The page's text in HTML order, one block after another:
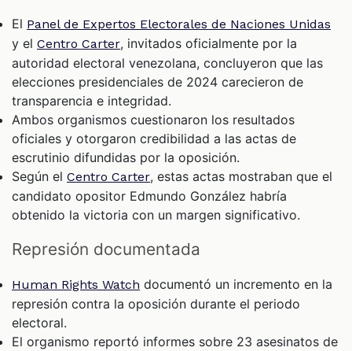
El Panel de Expertos Electorales de Naciones Unidas
y el Centro Carter, invitados oficialmente por la
autoridad electoral venezolana, concluyeron que las
elecciones presidenciales de 2024 carecieron de
transparencia e integridad.
Ambos organismos cuestionaron los resultados
oficiales y otorgaron credibilidad a las actas de
escrutinio difundidas por la oposición.
Según el Centro Carter, estas actas mostraban que el
candidato opositor Edmundo González habría
obtenido la victoria con un margen significativo.
Represión documentada
Human Rights Watch documentó un incremento en la
represión contra la oposición durante el periodo
electoral.
El organismo reportó informes sobre 23 asesinatos de